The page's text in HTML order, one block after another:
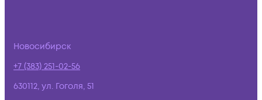
Новосибирск
+7 (383) 251-02-56
630112, ул. Гоголя, 51